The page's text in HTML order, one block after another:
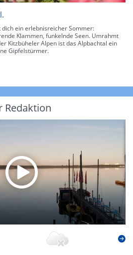
ein erlebnisreicher Sommer:
Klammen, funkelnde Seen. Umrahmt
Kitzbüheler Alpen ist das Alpbachtal ein
Gipfelstürmer.
Redaktion